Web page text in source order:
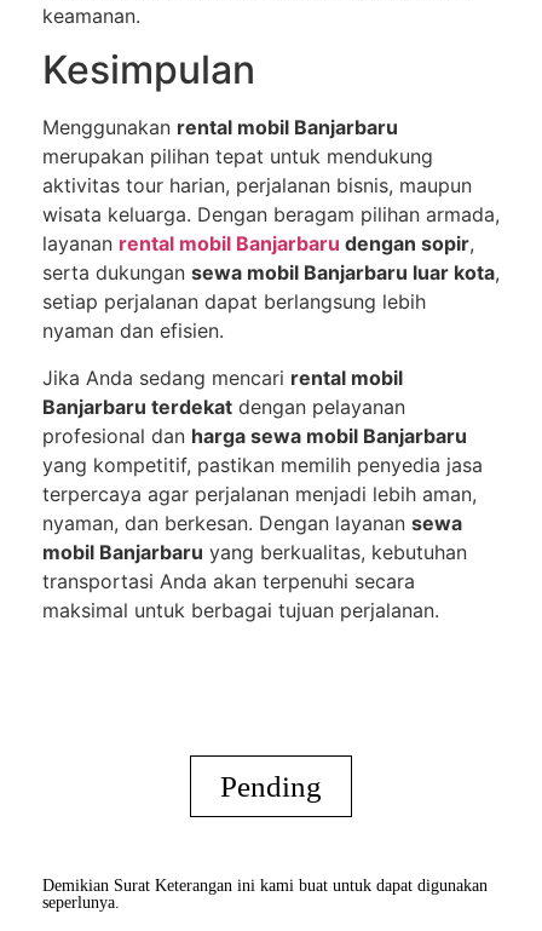
keamanan.
Kesimpulan
Menggunakan rental mobil Banjarbaru
merupakan pilihan tepat untuk mendukung
aktivitas tour harian, perjalanan bisnis, maupun
wisata keluarga. Dengan beragam pilihan armada,
layanan rental mobil Banjarbaru dengan sopir,
serta dukungan sewa mobil Banjarbaru luar kota,
setiap perjalanan dapat berlangsung lebih
nyaman dan efisien.
Jika Anda sedang mencari rental mobil
Banjarbaru terdekat dengan pelayanan
profesional dan harga sewa mobil Banjarbaru
yang kompetitif, pastikan memilih penyedia jasa
terpercaya agar perjalanan menjadi lebih aman,
nyaman, dan berkesan. Dengan layanan sewa
mobil Banjarbaru yang berkualitas, kebutuhan
transportasi Anda akan terpenuhi secara
maksimal untuk berbagai tujuan perjalanan.
Pending
Demikian Surat Keterangan ini kami buat untuk dapat digunakan
seperlunya.